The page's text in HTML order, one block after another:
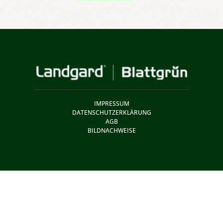
IMPRESSUM
DATENSCHUTZERKLÄRUNG
AGB
BILDNACHWEISE